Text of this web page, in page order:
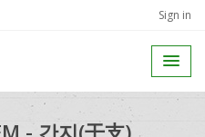
Sign in
- 간지(干支)